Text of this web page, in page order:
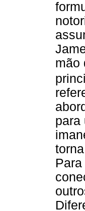
mão
para